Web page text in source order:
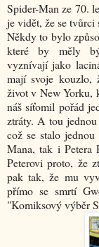
Spider-Man ze 70.
je vidět, že se
Někdy to bylo
které by měly být
vyznívají jako
mají svoje kouzlo,
život v New Yorku,
náš síťomil pořád
ztráty. A tou
což se stalo
Mana, tak i Petera
Peterovi proto, že
pak tak, že mu
přímo se smrtí
"Komiksový výběr